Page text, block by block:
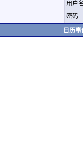
用户
密码
日历事